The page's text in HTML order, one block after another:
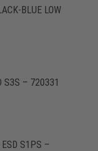
BLUE LOW
S3S – 720331
ESD S1PS –